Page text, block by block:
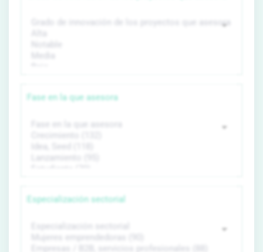
Fase en la que asesora
Especialización sectorial